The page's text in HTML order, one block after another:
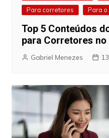
Para corretores
Para
Top 5 Conteúdos
para Corretores no
Gabriel Menezes